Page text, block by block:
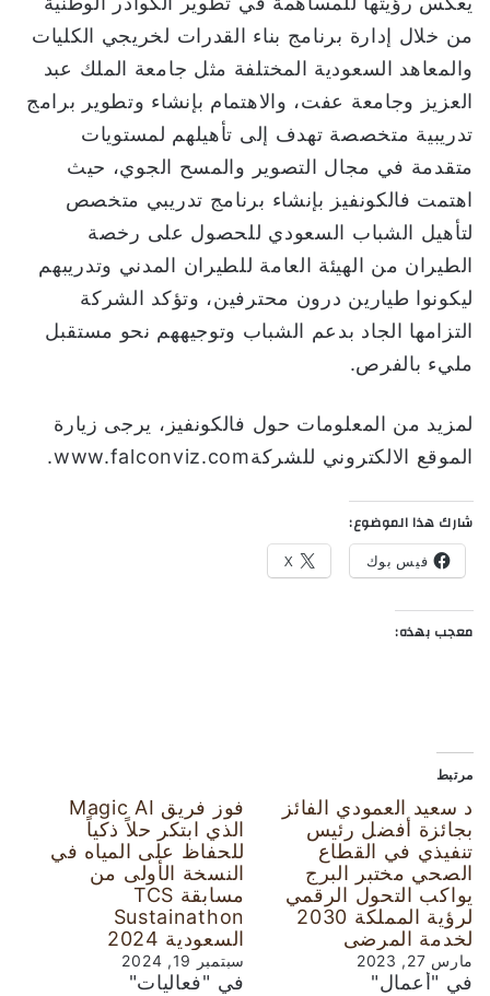
من خلال إدارة برنامج بناء القدرات لخريجي الكليات
والمعاهد السعودية المختلفة مثل جامعة الملك عبد
العزيز وجامعة عفت، والاهتمام بإنشاء وتطوير برامج
تدريبية متخصصة تهدف إلى تأهيلهم لمستويات
متقدمة في مجال التصوير والمسح الجوي، حيث
اهتمت فالكونفيز بإنشاء برنامج تدريبي متخصص
لتأهيل الشباب السعودي للحصول على رخصة
الطيران من الهيئة العامة للطيران المدني وتدريبهم
ليكونوا طيارين درون محترفين، وتؤكد الشركة
التزامها الجاد بدعم الشباب وتوجيههم نحو مستقبل
مليء بالفرص.
لمزيد من المعلومات حول فالكونفيز، يرجى زيارة
الموقع الالكتروني للشركةwww.falconviz.com.
شارك هذا الموضوع:
فيس بوك X
معجب بهذه:
مرتبط
د سعيد العمودي الفائز
بجائزة أفضل رئيس
تنفيذي في القطاع
الصحي مختبر البرج
يواكب التحول الرقمي
لرؤية المملكة 2030
لخدمة المرضى
مارس 27, 2023
في "أعمال"
فوز فريق Magic AI
الذي ابتكر حلاً ذكياً
للحفاظ على المياه في
النسخة الأولى من
مسابقة TCS
Sustainathon
السعودية 2024
سبتمبر 19, 2024
في "فعاليات"